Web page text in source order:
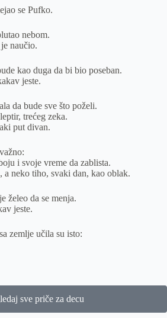
se Pufko.
nebom.
naučio.
kao duga da bi bio poseban.
jeste.
da bude sve što poželi.
trećeg zeka.
put divan.
i svoje vreme da zablista.
a neko tiho, svaki dan, kao oblak.
želeo da se menja.
jeste.
zemlje učila su isto:
sve priče za decu